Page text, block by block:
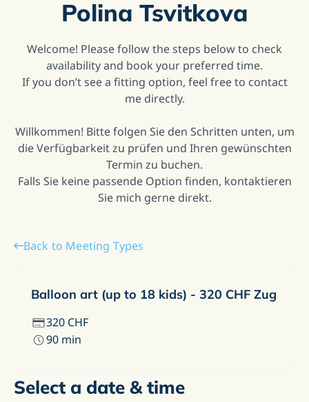
Polina Tsvitkova
Welcome! Please follow the steps below to check
availability and book your preferred time.
If you don’t see a fitting option, feel free to contact
me directly.
Willkommen! Bitte folgen Sie den Schritten unten, um
die Verfügbarkeit zu prüfen und Ihren gewünschten
Termin zu buchen.
Falls Sie keine passende Option finden, kontaktieren
Sie mich gerne direkt.
Back to Meeting Types
Balloon art (up to 18 kids) - 320 CHF Zug
320 CHF
90 min
Select a date & time